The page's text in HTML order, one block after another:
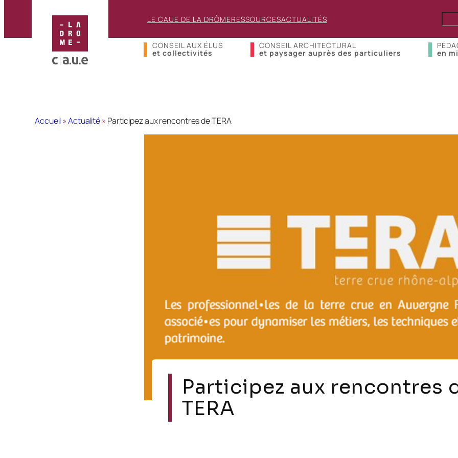
LE CAUE DE LA DRÔMERESSOURCESACTUALITÉS
CONSEIL AUX ÉLUS
et collectivités
CONSEIL ARCHITECTURAL
et paysager auprès des particuliers en
Accueil»Actualité» Participez aux rencontres de TERA
Participez aux rencontres
TERA